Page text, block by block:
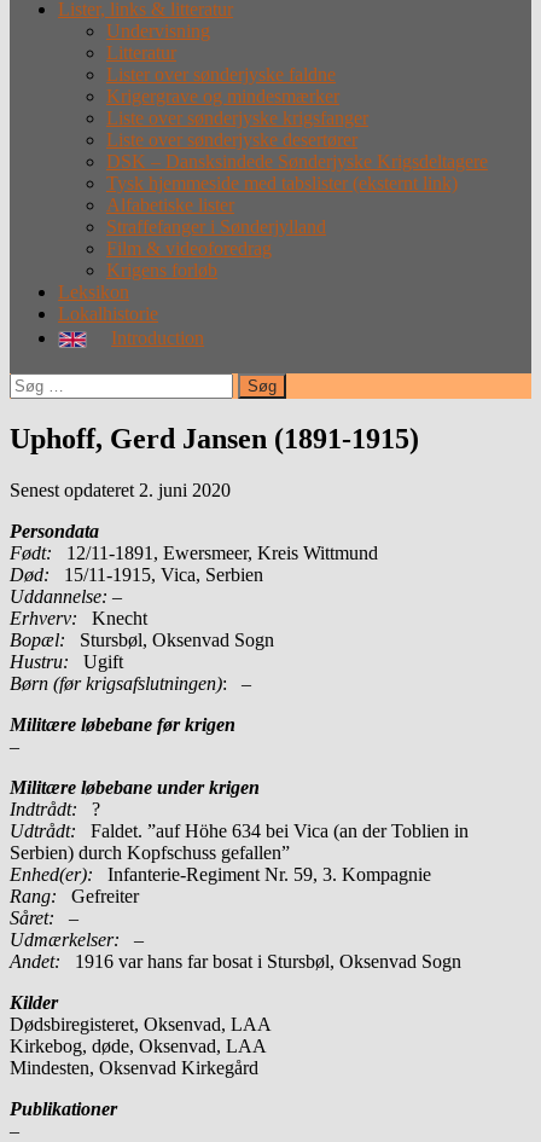
Lister, links & litteratur
Undervisning
Litteratur
Lister over sønderjyske faldne
Krigergrave og mindesmærker
Liste over sønderjyske krigsfanger
Liste over sønderjyske desertører
DSK – Dansksindede Sønderjyske Krigsdeltagere
Tysk hjemmeside med tabslister (eksternt link)
Alfabetiske lister
Straffefanger i Sønderjylland
Film & videoforedrag
Krigens forløb
Leksikon
Lokalhistorie
Introduction
Søg
efter:
Uphoff, Gerd Jansen (1891-1915)
Senest opdateret 2. juni 2020
Persondata
Født: 12/11-1891, Ewersmeer, Kreis Wittmund
Død: 15/11-1915, Vica, Serbien
Uddannelse: –
Erhverv: Knecht
Bopæl: Stursbøl, Oksenvad Sogn
Hustru: Ugift
Børn (før krigsafslutningen): –
Militære løbebane før krigen
–
Militære løbebane under krigen
Indtrådt: ?
Udtrådt: Faldet. ”auf Höhe 634 bei Vica (an der Toblien in
Serbien) durch Kopfschuss gefallen”
Enhed(er):
Infanterie-Regiment Nr. 59, 3. Kompagnie
Rang:
Gefreiter
Såret: –
Udmærkelser: –
Andet: 1916 var hans far bosat i Stursbøl, Oksenvad Sogn
Kilder
Dødsbiregisteret, Oksenvad, LAA
Kirkebog, døde, Oksenvad, LAA
Mindesten, Oksenvad Kirkegård
Publikationer
–